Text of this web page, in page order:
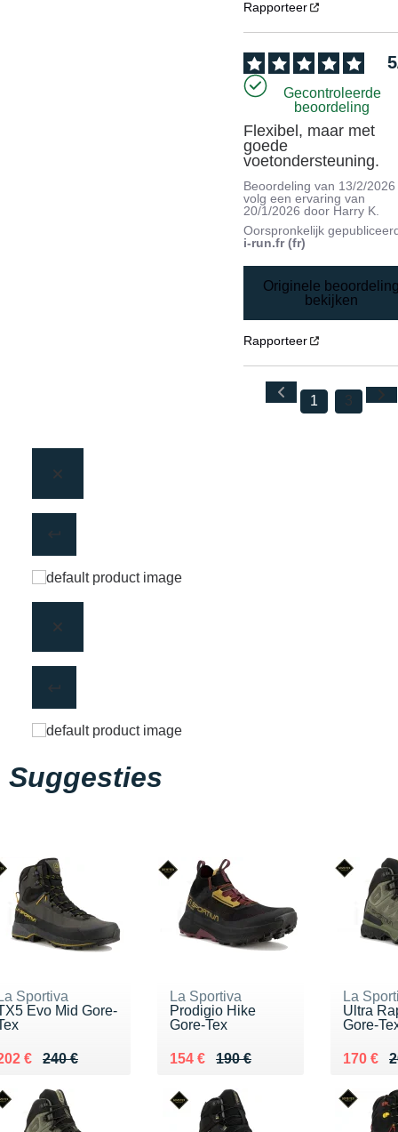
Rapporteer
5
Gecontroleerde
beoordeling
Flexibel, maar met
goede
voetondersteuning.
Beoordeling van 13/2/2026
volg een ervaring van
20/1/2026 door Harry K.
Oorspronkelijk
i-run.fr (fr)
Originele
bekijken
Rapporteer
1 3
Suggesties
Sportiva
Evo Mid Gore-
240 €
lieu de 240 €
€ 202 €
La Sportiva
Prodigio Hike
Gore-Tex
190 €
Au lieu de 190 €
154 €
Vendu 154 €
La
Ultra
Gore-
Au lieu
170 €
Vendu